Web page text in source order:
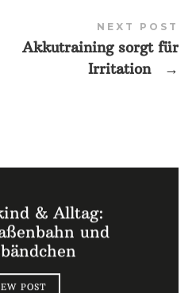
NEXT POST
Akkutraining sorgt für
Irritation
→
& Alltag:
und
POST